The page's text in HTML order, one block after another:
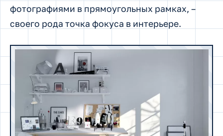
фотографиями в прямоугольных рамках, –
своего рода точка фокуса в интерьере.